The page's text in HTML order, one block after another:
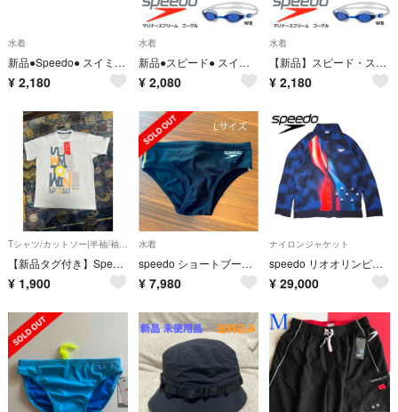
水着
新品●Speedo● スイミングゴーグル ホワイト×ブルー UVカット スピード
¥ 2,180
水着
新品●スピード● スイミングゴーグル フィットネスモデル ホワイト×ブラック
¥ 2,080
水着
【新品】スピード・スイミングゴーグル・ホワイト×ブラック フィットネスモデル
¥ 2,180
Tシャツ/カットソー(半袖/袖なし)
【新品タグ付き】Speedo T ＊ホワイト スイム＆トレーニング
¥ 1,900
水着
speedo ショートブーン Vパン 競パン Lサイズ SD85P01
¥ 7,980
ナイロンジャケット
speedo リオオリンピック チームUSA トラックジャケット
¥ 29,000